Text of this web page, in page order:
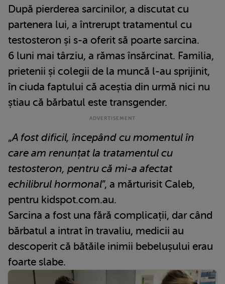
După pierderea sarcinilor, a discutat cu
partenera lui, a întrerupt tratamentul cu
testosteron și s-a oferit să poarte sarcina.
6 luni mai târziu, a rămas însărcinat. Familia,
prietenii și colegii de la muncă l-au sprijinit,
în ciuda faptului că aceștia din urmă nici nu
știau că bărbatul este transgender.
„A fost dificil, începând cu momentul în
care am renunțat la tratamentul cu
testosteron, pentru că mi-a afectat
echilibrul hormonal”, a mărturisit Caleb,
pentru kidspot.com.au.
Sarcina a fost una fără complicații, dar când
bărbatul a intrat în travaliu, medicii au
descoperit că bătăile inimii bebelușului erau
foarte slabe.